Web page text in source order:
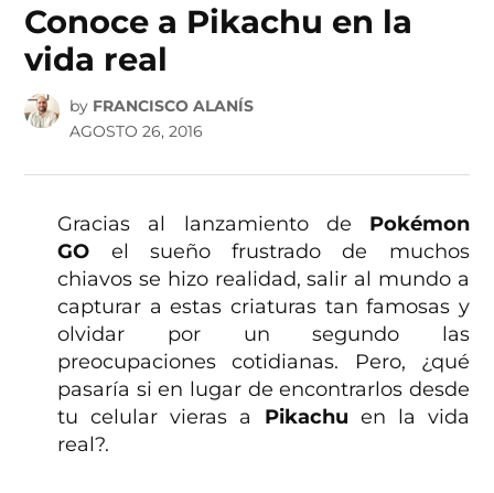
Conoce a Pikachu en la
vida real
by FRANCISCO ALANÍS
AGOSTO 26, 2016
Gracias al lanzamiento de Pokémon
GO el sueño frustrado de muchos
chiavos se hizo realidad, salir al mundo a
capturar a estas criaturas tan famosas y
olvidar por un segundo las
preocupaciones cotidianas. Pero, ¿qué
pasaría si en lugar de encontrarlos desde
tu celular vieras a Pikachu en la vida
real?.